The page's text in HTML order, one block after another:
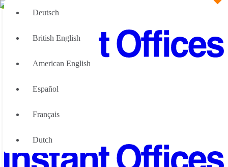
Nous pouvons aider
À propos de nous
Devenir partenaire
Nous Contacter
Deutsch
British English
American English
Español
Français
Dutch